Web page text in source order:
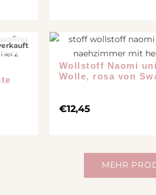
Wollstoff Naomi
Wolle, rosa von
€12,45
MEHR